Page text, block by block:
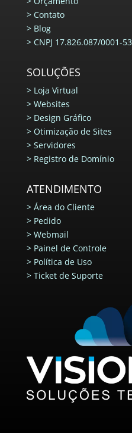
> Contato
> Blog
> CNPJ 17.826.087/0001-53
SOLUÇÕES
> Loja Virtual
> Websites
> Design Gráfico
> Otimização de Sites
> Servidores
> Registro de Domínio
ATENDIMENTO
> Área do Cliente
> Pedido
> Webmail
> Painel de Controle
> Política de Uso
> Ticket de Suporte